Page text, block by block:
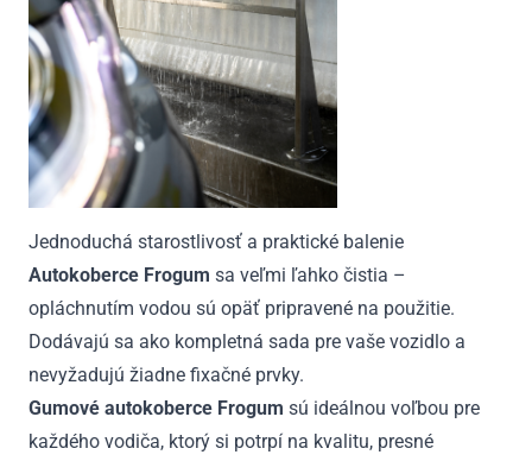
Jednoduchá starostlivosť a praktické balenie
Autokoberce Frogum sa veľmi ľahko čistia –
opláchnutím vodou sú opäť pripravené na použitie.
Dodávajú sa ako kompletná sada pre vaše vozidlo a
nevyžadujú žiadne fixačné prvky.
Gumové autokoberce Frogum sú ideálnou voľbou pre
každého vodiča, ktorý si potrpí na kvalitu, presné